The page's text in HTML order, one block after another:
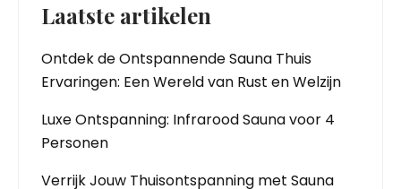
Laatste artikelen
Ontdek de Ontspannende Sauna Thuis
Ervaringen: Een Wereld van Rust en Welzijn
Luxe Ontspanning: Infrarood Sauna voor 4
Personen
Verrijk Jouw Thuisontspanning met Sauna